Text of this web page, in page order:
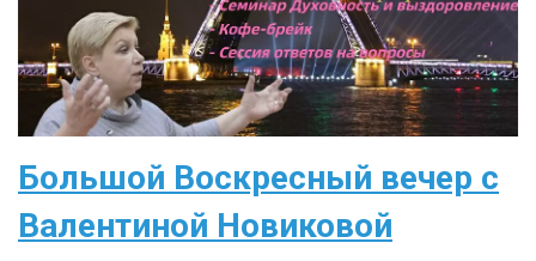
Большой Воскресный вечер с
Валентиной Новиковой